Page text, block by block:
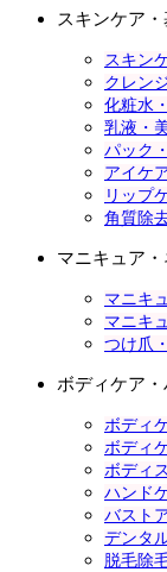
スキンケア
スキン
クレン
化粧水
乳液・
パック
アイケ
リップ
角質除
マニキュア
マニキ
マニキ
つけ爪
ボディケア
ボディ
ボディ
ボディ
ハンド
バスト
デンタ
脱毛除